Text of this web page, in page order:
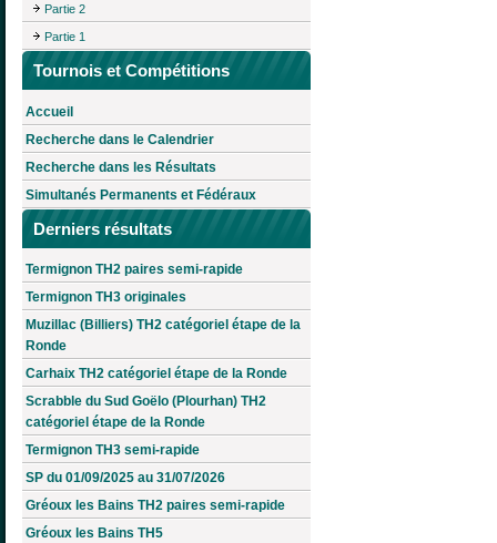
Partie 2
Partie 1
Tournois et Compétitions
Accueil
Recherche dans le Calendrier
Recherche dans les Résultats
Simultanés Permanents et Fédéraux
Derniers résultats
Termignon TH2 paires semi-rapide
Termignon TH3 originales
Muzillac (Billiers) TH2 catégoriel étape de la
Ronde
Carhaix TH2 catégoriel étape de la Ronde
Scrabble du Sud Goëlo (Plourhan) TH2
catégoriel étape de la Ronde
Termignon TH3 semi-rapide
SP du 01/09/2025 au 31/07/2026
Gréoux les Bains TH2 paires semi-rapide
Gréoux les Bains TH5